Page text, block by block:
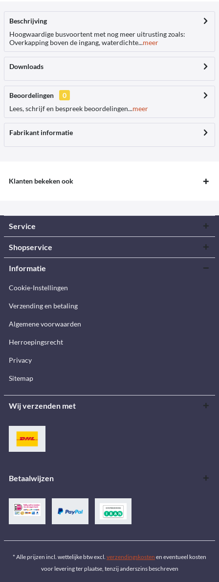
Beschrijving
Hoogwaardige busvoortent met nog meer uitrusting zoals:
Overkapping boven de ingang, waterdichte...meer
Downloads
Beoordelingen
0
Lees, schrijf en bespreek beoordelingen...meer
Fabrikant informatie
Klanten bekeken ook
Service
Shopservice
Informatie
Cookie-Instellingen
Verzending en betaling
Algemene voorwaarden
Herroepingsrecht
Privacy
Sitemap
Wij verzenden met
Betaalwijzen
* Alle prijzen incl. wettelijke btw excl. verzendingskosten en eventueel kosten
voor levering ter plaatse, tenzij anderszins beschreven